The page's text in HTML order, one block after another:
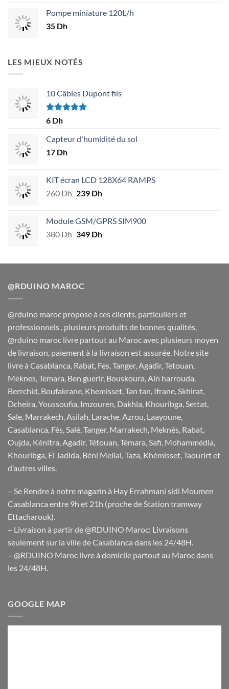
était :est :
Pompe miniature 120L/h
35 Dh
LES MIEUX NOTÉS
10 Câbles Dupont fils
Note
6 Dh
Capteur d'humidité du sol
17 Dh
KIT écran LCD 128X64 RAMPS
260Dh Le
était :
260 Dh.
239 DhLe
est :
239 Dh.
Module GSM/GPRS SIM900
380Dh Le
était :
349 DhLe
est :
@RDUINO MAROC
@rduino maroc propose à ces clients, particuliers et
professionnels , plusieurs produits de bonnes qualités,
@rduino maroc livre partout au Maroc avec plusieurs moyen
de livraison, paiement à la livraison est assurée. Notre site
livre à Casablanca, Rabat, Fes, Tanger, Agadir, Tetouan,
Meknes, Temara, Ben guerir, Bouskoura, Ain harrouda,
Berrchid, Boufakrane, Khemisset, Tan tan, Ifrane, Skhirat,
Dcheira, Youssoufia, Imzouren, Dakhla, Khouribga, Settat,
Sale, Marrakech, Asilah, Larache, Azrou, Laayoune,
Casablanca, Fès, Salé, Tanger, Marrakech, Meknès, Rabat,
Oujda, Kénitra, Agadir, Tétouan, Témara, Safi, Mohammédia,
Khouribga, El Jadida, Béni Mellal, Taza, Khémisset, Taourirt et
d’autres villes.
– Se Rendre à notre magazin à Hay Errahmani sidi Moumen
Casablanca entre 9h et 21h (proche de Station tramway
Ettacharouk).
– Livraison à partir de @RDUINO Maroc: Livraisons
seulement sur la ville de Casablanca dans les 24/48H.
– @RDUINO Maroc livre à domicile partout au Maroc dans
les 24/48H.
GOOGLE MAP